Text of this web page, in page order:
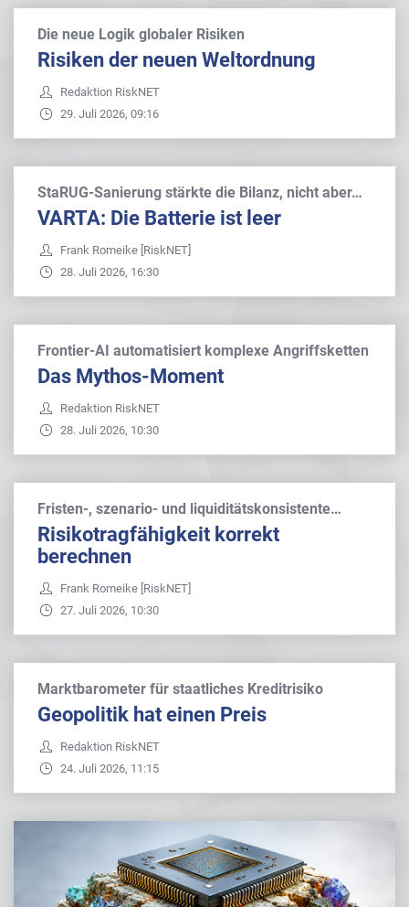
Die neue Logik globaler Risiken
Risiken der neuen Weltordnung
Redaktion RiskNET
29. Juli 2026, 09:16
StaRUG-Sanierung stärkte die Bilanz, nicht aber…
VARTA: Die Batterie ist leer
Frank Romeike [RiskNET]
28. Juli 2026, 16:30
Frontier-AI automatisiert komplexe Angriffsketten
Das Mythos-Moment
Redaktion RiskNET
28. Juli 2026, 10:30
Fristen-, szenario- und liquiditätskonsistente…
Risikotragfähigkeit korrekt
berechnen
Frank Romeike [RiskNET]
27. Juli 2026, 10:30
Marktbarometer für staatliches Kreditrisiko
Geopolitik hat einen Preis
Redaktion RiskNET
24. Juli 2026, 11:15